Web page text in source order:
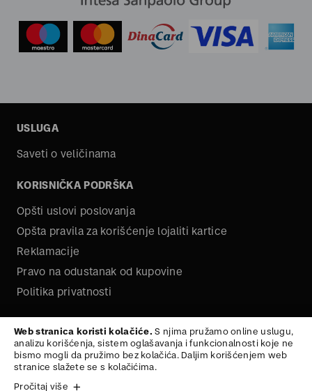
USLUGA
Saveti o veličinama
KORISNIČKA PODRŠKA
Opšti uslovi poslovanja
Opšta pravila za korišćenje lojaliti kartice
Reklamacije
Pravo na odustanak od kupovine
Politika privatnosti
Kariera
Web stranica koristi kolačiće. S njima pružamo online uslugu,
analizu korišćenja, sistem oglašavanja i funkcionalnosti koje ne
bismo mogli da pružimo bez kolačića. Daljim korišćenjem web
stranice slažete se s kolačićima.
Pročitaj više